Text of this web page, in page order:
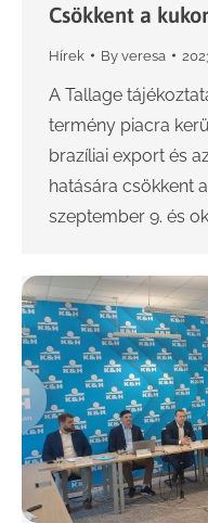
Csökkent a
Hírek By veresa
A Tallage
termény piacra
brazíliai export és
hatására csökkent
szeptember 9. és